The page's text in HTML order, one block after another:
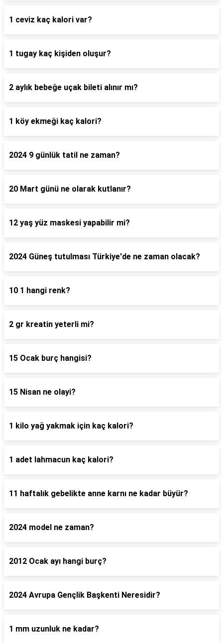
1 ceviz kaç kalori var?
1 tugay kaç kişiden oluşur?
2 aylık bebeğe uçak bileti alınır mı?
1 köy ekmeği kaç kalori?
2024 9 günlük tatil ne zaman?
20 Mart günü ne olarak kutlanır?
12 yaş yüz maskesi yapabilir mi?
2024 Güneş tutulması Türkiye'de ne zaman olacak?
10 1 hangi renk?
2 gr kreatin yeterli mi?
15 Ocak burç hangisi?
15 Nisan ne olayi?
1 kilo yağ yakmak için kaç kalori?
1 adet lahmacun kaç kalori?
11 haftalık gebelikte anne karnı ne kadar büyür?
2024 model ne zaman?
2012 Ocak ayı hangi burç?
2024 Avrupa Gençlik Başkenti Neresidir?
1 mm uzunluk ne kadar?